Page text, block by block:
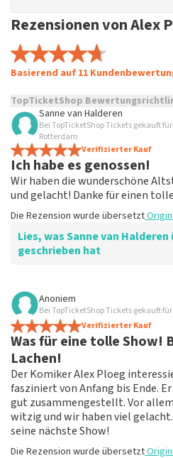
Rezensionen von Alex
Basierend auf 11
TopTicketShop
TopTicketShop sammelt
Es ist nicht möglich, eine
keine Tickets bei TopTicketShop
beleidigender Sprache und/oder
nicht veröffentlicht. Es kann
Bewertung veröffentlicht wird.
Sanne van Halderen
Bei TopTicketShop Tickets gekauft
Rotterdam
Verifizierter Kauf
Ich habe es genossen!
Wir haben die wunderschöne
und gelacht! Danke für einen
Die Rezension wurde übersetzt
Lies, was Sanne van
geschrieben hat
Bewertung von Sanne van
fein
Genau wie erwartet! Ich bin
Tickets für eine ausverkaufte
konnten!
Die Rezension wurde übersetzt
Anoniem
Bei TopTicketShop Tickets gekauft
Verifizierter Kauf
Was für eine tolle Show!
Lachen!
Der Komiker Alex Ploeg
fasziniert von Anfang bis Ende.
gut zusammengestellt. Vor
witzig und wir haben viel
seine nächste Show!
Die Rezension wurde übersetzt